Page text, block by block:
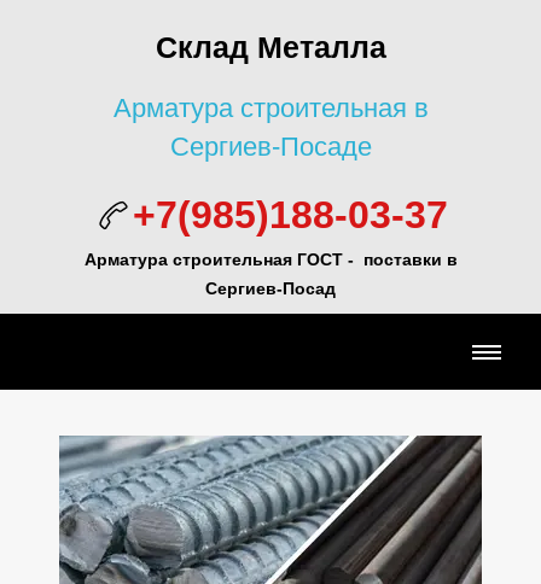
Склад Металла
Арматура строительная в
Сергиев-Посаде
+7(985)188-03-37
Арматура строительная ГОСТ - поставки в
Сергиев-Посад